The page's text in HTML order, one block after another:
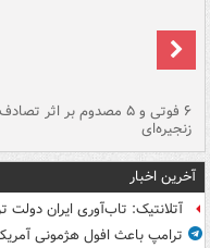
۶ فوتی و ۵ مصدوم بر اثر تصادف
زنجیره‌ای
آخرین اخبار
آتلانتیک: تاب‌آوری ایران دولت
ترامپ باعث افول هژمونی